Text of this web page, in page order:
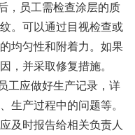
，员工需检查涂层的质
。可以通过目视检查或
均匀性和附着力。如果
，并采取修复措施。
工应做好生产记录，详
生产过程中的问题等。
及时报告给相关负责人